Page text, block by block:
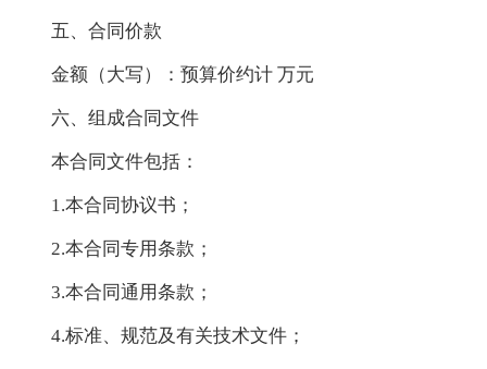
五、合同价款
金额（大写）：预算价约计 万元
六、组成合同文件
本合同文件包括：
1.本合同协议书；
2.本合同专用条款；
3.本合同通用条款；
4.标准、规范及有关技术文件；